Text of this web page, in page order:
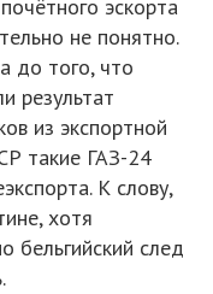
эскорта
не понятно.
до того, что
результат
из экспортной
такие ГАЗ-24
К слову,
хотя
бельгийский след